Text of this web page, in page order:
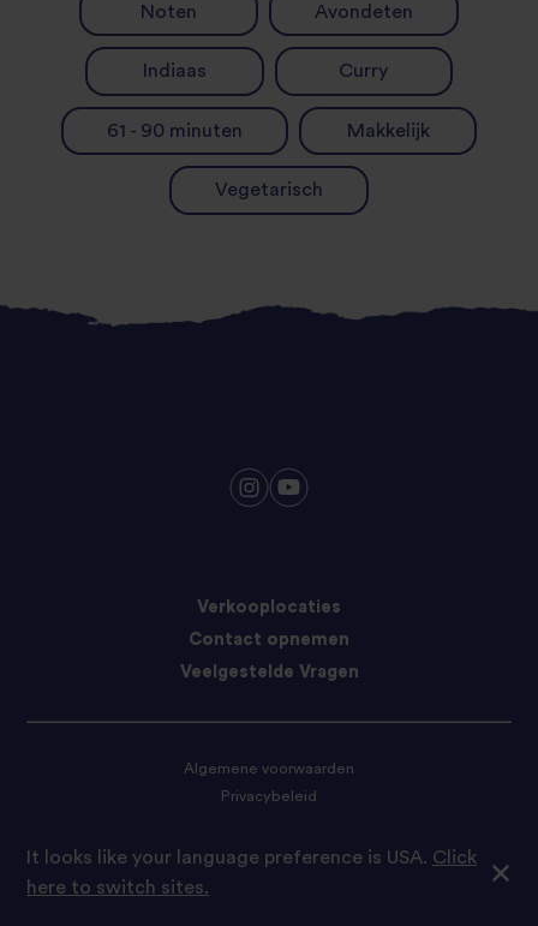
Noten Avondeten
Indiaas Curry
61 - 90 minuten Makkelijk
Vegetarisch
Verkooplocaties
Contact opnemen
Veelgestelde Vragen
Algemene voorwaarden
Privacybeleid
© 2024 Tilda Rice. Tilde Rice is onderdeel van Ebro Foods S.A.
It looks like your language preference is USA. Click
here to switch sites.